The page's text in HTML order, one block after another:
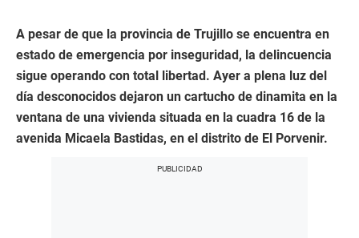
A pesar de que la provincia de Trujillo se encuentra en
estado de emergencia por inseguridad, la delincuencia
sigue operando con total libertad. Ayer a plena luz del
día desconocidos dejaron un cartucho de dinamita en la
ventana de una vivienda situada en la cuadra 16 de la
avenida Micaela Bastidas, en el distrito de El Porvenir.